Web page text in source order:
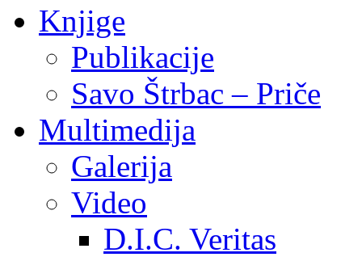
Knjige
Publikacije
Savo Štrbac – Priče
Multimedija
Galerija
Video
D.I.C. Veritas